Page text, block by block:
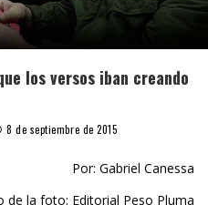
los versos iban creando
8 de septiembre de 2015
Por: Gabriel Canessa
de la foto: Editorial Peso Pluma